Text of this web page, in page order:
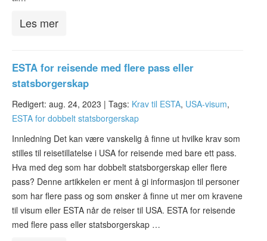
Les mer
ESTA for reisende med flere pass eller
statsborgerskap
Redigert: aug. 24, 2023 | Tags: Krav til ESTA, USA-visum,
ESTA for dobbelt statsborgerskap
Innledning Det kan være vanskelig å finne ut hvilke krav som
stilles til reisetillatelse i USA for reisende med bare ett pass.
Hva med deg som har dobbelt statsborgerskap eller flere
pass? Denne artikkelen er ment å gi informasjon til personer
som har flere pass og som ønsker å finne ut mer om kravene
til visum eller ESTA når de reiser til USA. ESTA for reisende
med flere pass eller statsborgerskap …